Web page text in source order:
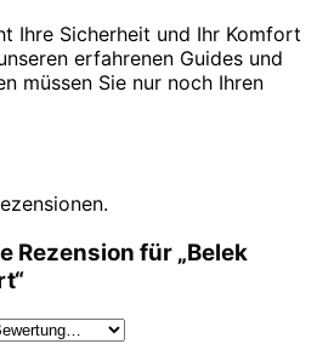
Ihre Sicherheit und Ihr Komfort
erfahrenen Guides und
müssen Sie nur noch Ihren
Rezension für „Belek